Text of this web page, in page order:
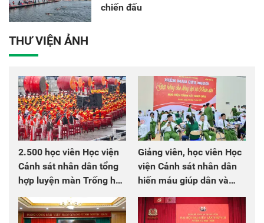
chiến đấu
THƯ VIỆN ẢNH
2.500 học viên Học viện
Cảnh sát nhân dân tổng
hợp luyện màn Trống hội
chào mừng Đại hội Đảng
Giảng viên, học viên Học
viện Cảnh sát nhân dân
hiến máu giúp dân và
đồng đội